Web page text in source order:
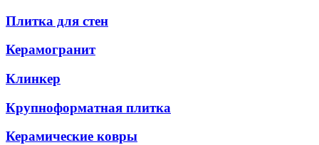
Плитка для стен
Керамогранит
Клинкер
Крупноформатная плитка
Керамические ковры